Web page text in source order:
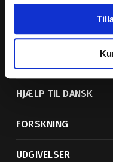
HJÆLP TIL DANSK
FORSKNING
UDGIVELSER